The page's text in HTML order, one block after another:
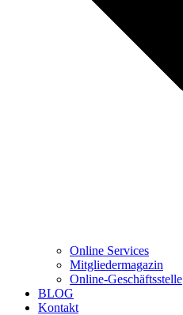
Online Services
Mitgliedermagazin
Online-Geschäftsstelle
BLOG
Kontakt